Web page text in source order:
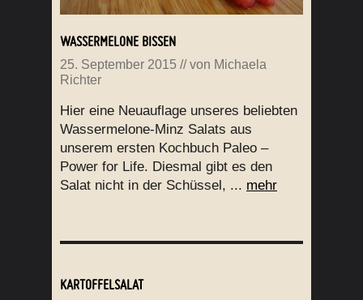
WASSERMELONE BISSEN
25. September 2015 // von Michaela
Richter
Hier eine Neuauflage unseres beliebten
Wassermelone-Minz Salats aus
unserem ersten Kochbuch Paleo –
Power for Life. Diesmal gibt es den
Salat nicht in der Schüssel, ... mehr
KARTOFFELSALAT